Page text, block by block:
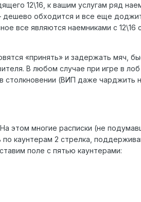
12\16, к вашим услугам ряд
дешево обходится и все еще
все являются наемниками с 12\16
«принять» и задержать мяч,
В любом случае при игре в
столкновении (ВИП даже чарджить
этом многие расписки (не
по каунтерам 2 стрелка,
поле с пятью каунтерами: